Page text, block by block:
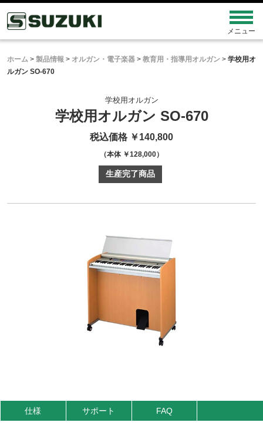
ホーム > 製品情報 > オルガン・電子楽器 > 教育用・指導用オルガン > 学校用オ
ルガン SO-670
学校用オルガン
学校用オルガン SO-670
税込価格 ￥140,800
（本体 ￥128,000）
生産完了商品
仕様 サポート FAQ